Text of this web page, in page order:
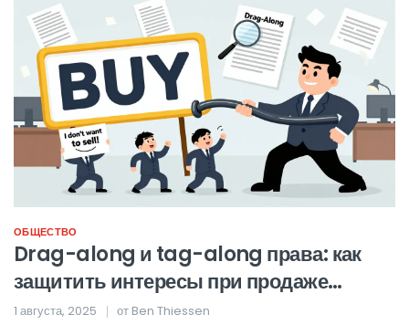
ОБЩЕСТВО
Drag-along и tag-along права: как
защитить интересы при продаже
компании
1 августа, 2025 от Ben Thiessen